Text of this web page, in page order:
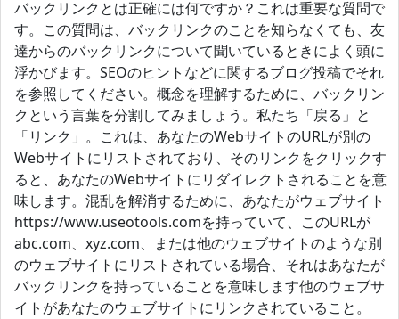
バックリンクとは正確には何ですか？これは重要な質問で
す。この質問は、バックリンクのことを知らなくても、友
達からのバックリンクについて聞いているときによく頭に
浮かびます。SEOのヒントなどに関するブログ投稿でそれ
を参照してください。概念を理解するために、バックリン
クという言葉を分割してみましょう。私たち「戻る」と
「リンク」。これは、あなたのWebサイトのURLが別の
Webサイトにリストされており、そのリンクをクリックす
ると、あなたのWebサイトにリダイレクトされることを意
味します。混乱を解消するために、あなたがウェブサイト
https://www.useotools.comを持っていて、このURLが
abc.com、xyz.com、または他のウェブサイトのような別
のウェブサイトにリストされている場合、それはあなたが
バックリンクを持っていることを意味します他のウェブサ
イトがあなたのウェブサイトにリンクされていること。